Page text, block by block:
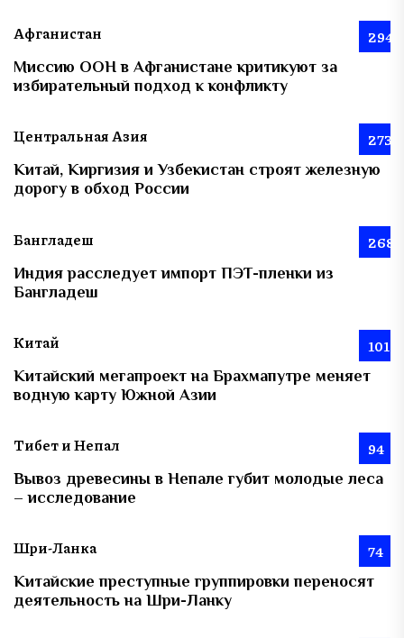
Афганистан 294
Миссию ООН в Афганистане критикуют за
избирательный подход к конфликту
Центральная Азия 273
Китай, Киргизия и Узбекистан строят железную
дорогу в обход России
Бангладеш 268
Индия расследует импорт ПЭТ-пленки из
Бангладеш
Китай 101
Китайский мегапроект на Брахмапутре меняет
водную карту Южной Азии
Тибет и Непал 94
Вывоз древесины в Непале губит молодые леса
– исследование
Шри-Ланка 74
Китайские преступные группировки переносят
деятельность на Шри-Ланку